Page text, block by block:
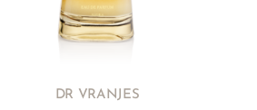
DR VRANJES